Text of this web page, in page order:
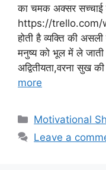
का चमक अक्सर सच्चाई
https://trello.com/
होती है व्यक्ति की
मनुष्य को भूल में ले
अद्वितीयता,वरना सुख
more
Categories
Motivational
Leave a